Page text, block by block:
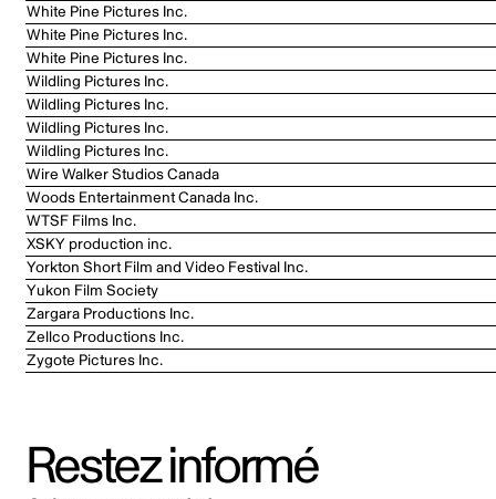
White Pine Pictures Inc.
White Pine Pictures Inc.
White Pine Pictures Inc.
Wildling Pictures Inc.
Wildling Pictures Inc.
Wildling Pictures Inc.
Wildling Pictures Inc.
Wire Walker Studios Canada
Woods Entertainment Canada Inc.
WTSF Films Inc.
XSKY production inc.
Yorkton Short Film and Video Festival Inc.
Yukon Film Society
Zargara Productions Inc.
Zellco Productions Inc.
Zygote Pictures Inc.
Restez informé